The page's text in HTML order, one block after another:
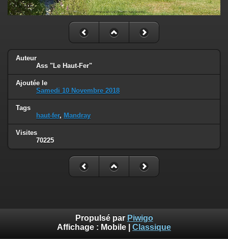
Auteur
Ass "Le Haut-Fer"
Ajoutée le
Samedi 10 Novembre 2018
Tags
haut-fer, Mandray
Visites
70225
Propulsé par Piwigo
Affichage : Mobile Classique